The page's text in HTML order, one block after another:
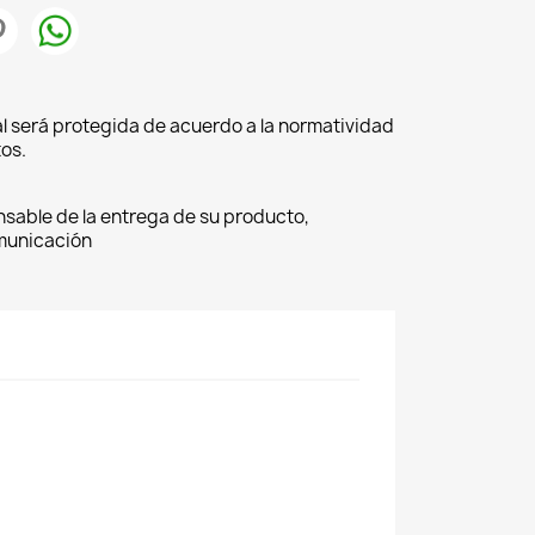
será protegida de acuerdo a la normatividad
de la entrega de su producto,